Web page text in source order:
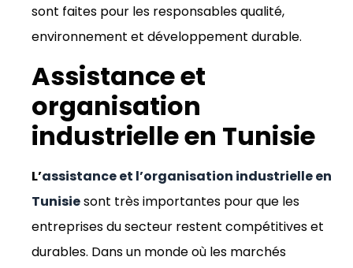
sont faites pour les responsables qualité,
environnement et développement durable.
Assistance et
organisation
industrielle en Tunisie
L’assistance et l’organisation industrielle en
Tunisiesont très importantes pour que les
entreprises du secteur restent compétitives et
durables. Dans un monde où les marchés